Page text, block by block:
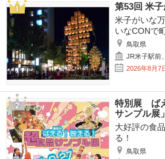
第53回 米
米子がいな
いなCONで
鳥取県
JR米子駅前
2026年8月7
特別展 ば
サンプル展」
大好評の食
る！
鳥取県